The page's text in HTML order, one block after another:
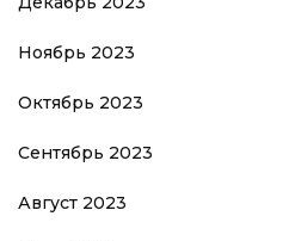
Ноябрь 2023
Октябрь 2023
Сентябрь 2023
Август 2023